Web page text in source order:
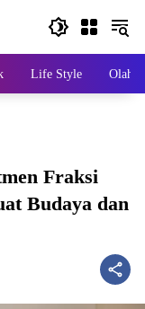
Life Style
Fraksi
Budaya dan